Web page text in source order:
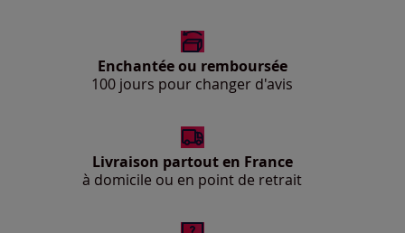
Enchantée ou remboursée
100 jours pour changer d'avis
Livraison partout en France
à domicile ou en point de retrait